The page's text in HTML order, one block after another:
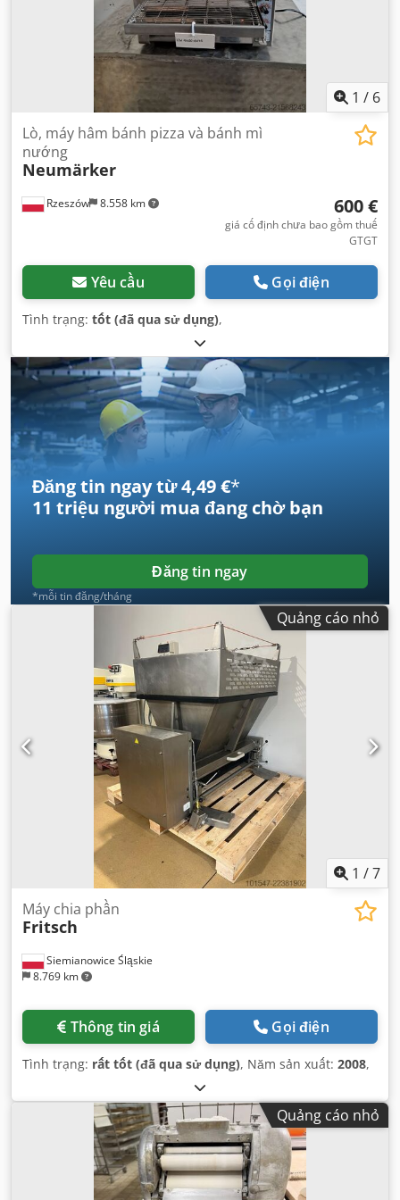
1 / 6
Rzeszów 8.558 km
Lò, máy hâm bánh pizza và bánh mì
nướng
Neumärker
600 €
giá cố định chưa bao gồm thuế
GTGT
Yêu cầu Gọi điện
Tình trạng: tốt (đã qua sử dụng),
Đăng tin ngay từ 4,49 €*
11 triệu người mua đang chờ bạn
Đăng tin ngay
*mỗi tin đăng/tháng
Quảng cáo nhỏ
1 /7
Siemianowice Śląskie
8.769 km
Máy chia phần
Fritsch
Thông tin giá Gọi điện
Tình trạng: rất tốt (đã qua sử dụng), Năm sản xuất: 2008,
Quảng cáo nhỏ